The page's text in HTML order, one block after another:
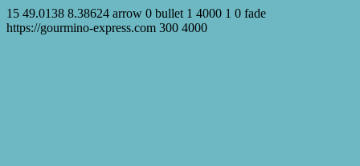
15 49.0138 8.38624 arrow 0 bullet 1 4000 1 0 fade
https://gourmino-express.com 300 4000